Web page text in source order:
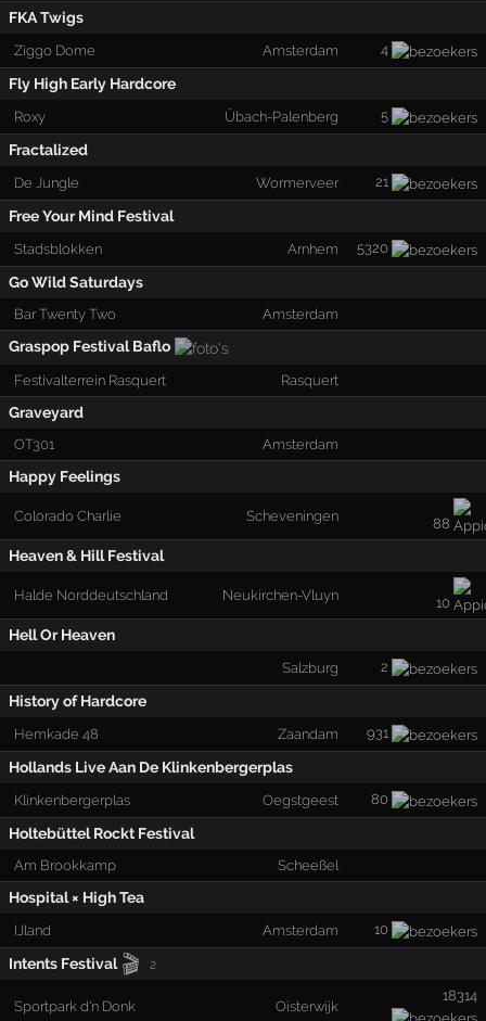
FKA Twigs
Ziggo Dome Amsterdam 4
Fly High Early Hardcore
Roxy Übach-Palenberg 5
Fractalized
De Jungle Wormerveer 21
Free Your Mind Festival
Stadsblokken Arnhem 5320
Go Wild Saturdays
Bar Twenty Two Amsterdam
Graspop Festival Baflo
Festivalterrein Rasquert Rasquert
Graveyard
OT301 Amsterdam
Happy Feelings
Colorado Charlie Scheveningen 88
Heaven & Hill Festival
Halde Norddeutschland Neukirchen-Vluyn 10
Hell Or Heaven
Salzburg 2
History of Hardcore
Hemkade 48 Zaandam 931
Hollands Live Aan De Klinkenbergerplas
Klinkenbergerplas Oegstgeest 80
Holtebüttel Rockt Festival
Am Brookkamp Scheeßel
Hospital × High Tea
IJland Amsterdam 10
Intents Festival 🎬 2
Sportpark d'n Donk Oisterwijk
18314